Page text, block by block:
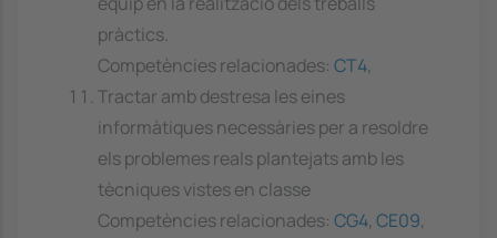
pràctics.
Competències relacionades: CT4,
Tractar amb destresa les eines
informàtiques necessàries per a resoldre
els problemes reals plantejats amb les
tècniques vistes en classe
Competències relacionades: CG4, CE09,